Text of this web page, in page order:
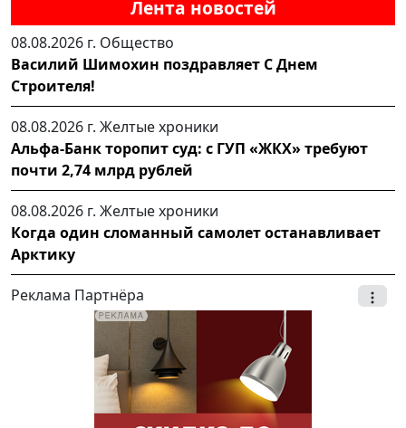
Лента новостей
08.08.2026 г. Общество
Василий Шимохин поздравляет С Днем
Строителя!
08.08.2026 г. Желтые хроники
Альфа-Банк торопит суд: с ГУП «ЖКХ» требуют
почти 2,74 млрд рублей
08.08.2026 г. Желтые хроники
Когда один сломанный самолет останавливает
Арктику
Реклама Партнёра